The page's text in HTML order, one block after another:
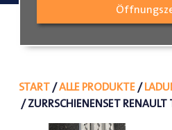
START/ALLE PRODUKTE/
/ ZURRSCHIENENSET